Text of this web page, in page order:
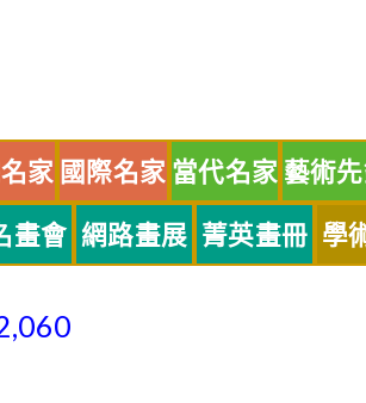
家 國際名家 當代名家 藝術
畫會 網路畫展 菁英畫冊 學